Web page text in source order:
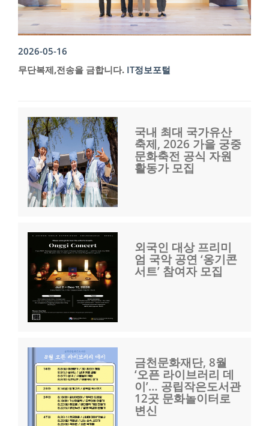
2026-05-16
무단복제,전송을 금합니다. IT정보포털
국내 최대 국가유산
축제, 2026 가을 궁중
문화축전 공식 자원
활동가 모집
외국인 대상 프리미
엄 국악 공연 ‘옹기콘
서트’ 참여자 모집
금천문화재단, 8월
‘오픈 라이브러리 데
이’… 공립작은도서관
12곳 문화놀이터로
변신